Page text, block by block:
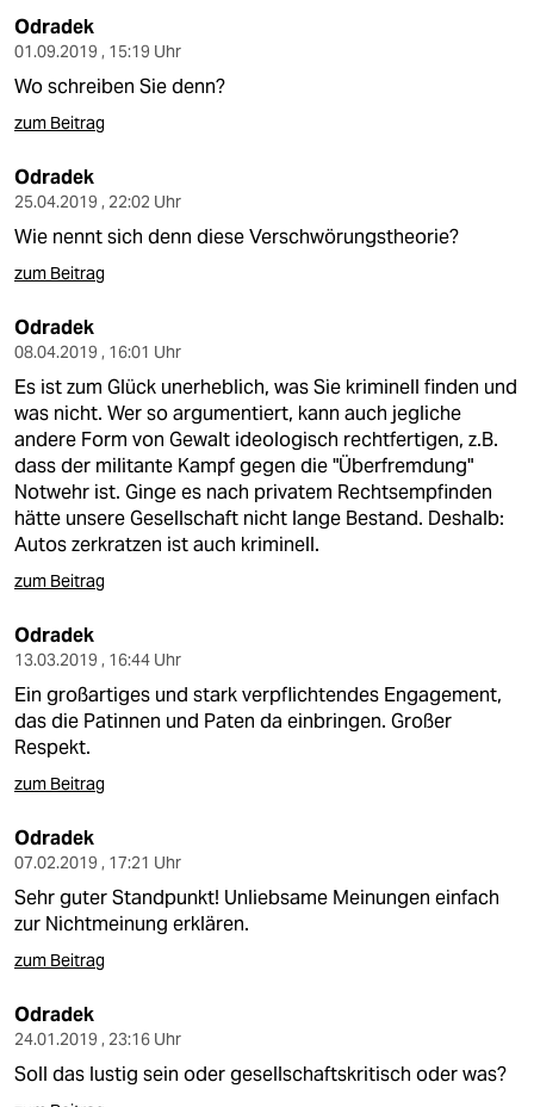
Odradek
01.09.2019 , 15:19 Uhr
Wo schreiben Sie denn?
zum Beitrag
Odradek
25.04.2019 , 22:02 Uhr
Wie nennt sich denn diese Verschwörungstheorie?
zum Beitrag
Odradek
08.04.2019 , 16:01 Uhr
Es ist zum Glück unerheblich, was Sie kriminell finden und
was nicht. Wer so argumentiert, kann auch jegliche
andere Form von Gewalt ideologisch rechtfertigen, z.B.
dass der militante Kampf gegen die "Überfremdung"
Notwehr ist. Ginge es nach privatem Rechtsempfinden
hätte unsere Gesellschaft nicht lange Bestand. Deshalb:
Autos zerkratzen ist auch kriminell.
zum Beitrag
Odradek
13.03.2019 , 16:44 Uhr
Ein großartiges und stark verpflichtendes Engagement,
das die Patinnen und Paten da einbringen. Großer
Respekt.
zum Beitrag
Odradek
07.02.2019 , 17:21 Uhr
Sehr guter Standpunkt! Unliebsame Meinungen einfach
zur Nichtmeinung erklären.
zum Beitrag
Odradek
24.01.2019 , 23:16 Uhr
Soll das lustig sein oder gesellschaftskritisch oder was?